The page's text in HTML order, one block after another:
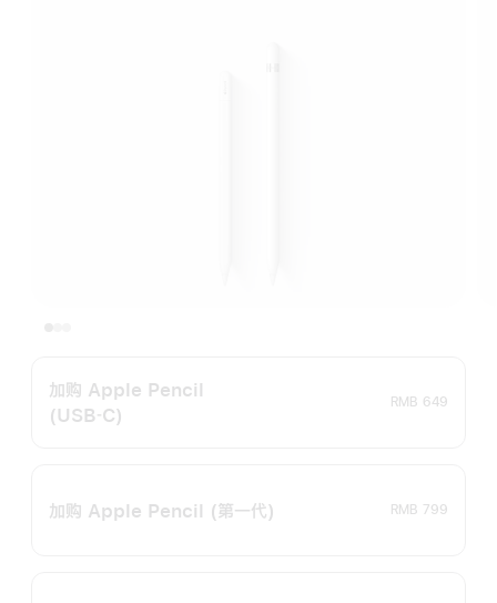
加购 Apple Pencil
(USB‑C)
RMB 649
加购 Apple Pencil (第一代) RMB 799